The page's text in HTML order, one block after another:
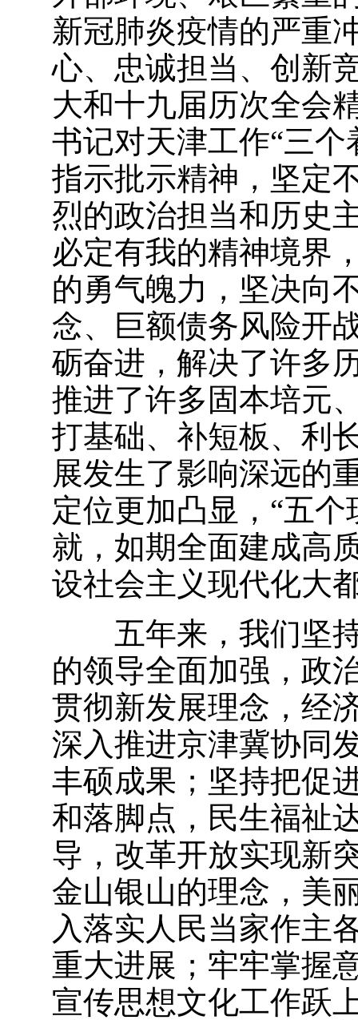
新冠肺炎疫情的严重
心、忠诚担当、创新
大和十九届历次全会
书记对天津工作“三
指示批示精神，坚定
烈的政治担当和历史
必定有我的精神境界
的勇气魄力，坚决向
念、巨额债务风险开
砺奋进，解决了许多
推进了许多固本培元
打基础、补短板、利
展发生了影响深远的
定位更加凸显，“五
就，如期全面建成高
设社会主义现代化大
五年来，我们坚
的领导全面加强，政
贯彻新发展理念，经
深入推进京津冀协同
丰硕成果；坚持把促
和落脚点，民生福祉
导，改革开放实现新
金山银山的理念，美
入落实人民当家作主
重大进展；牢牢掌握
宣传思想文化工作跃